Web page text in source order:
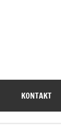
KONTAKT